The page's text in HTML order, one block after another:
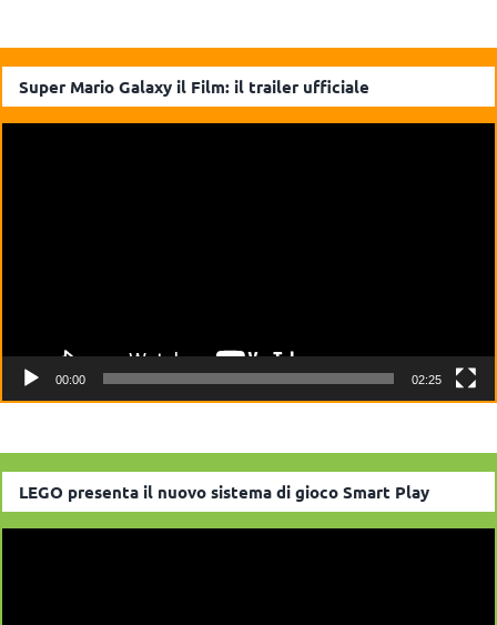
Super Mario Galaxy il Film: il trailer ufficiale
00:00 02:25
LEGO presenta il nuovo sistema di gioco Smart Play